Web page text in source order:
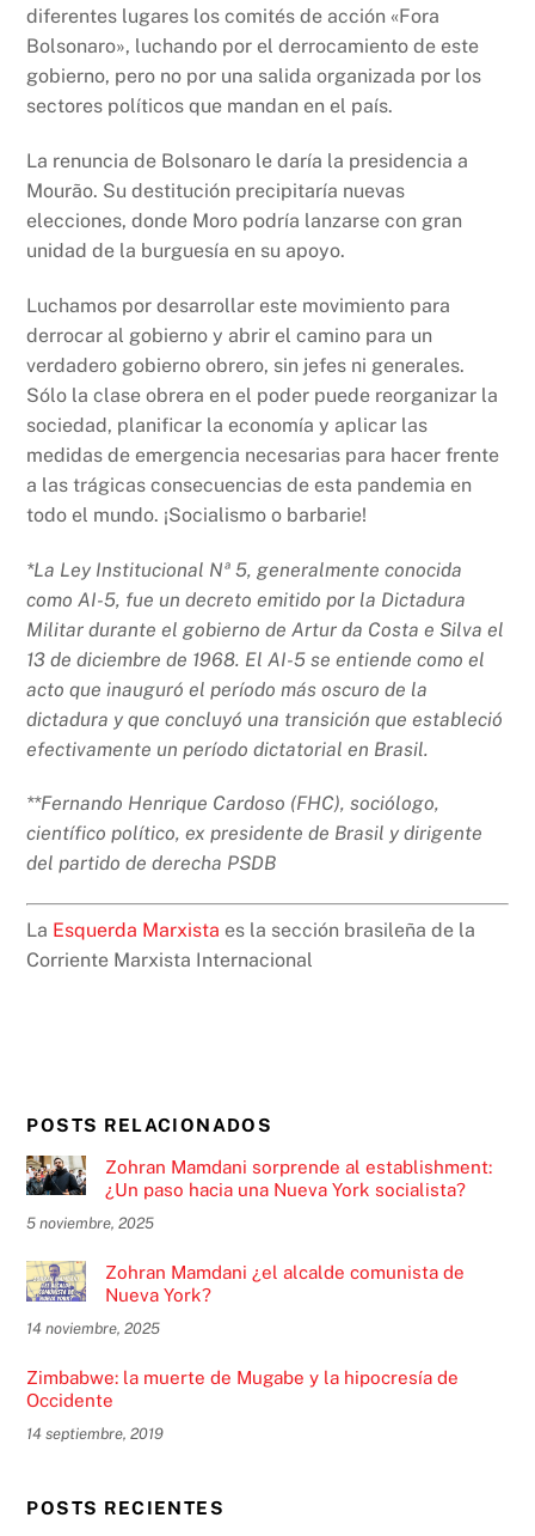
diferentes lugares los comités de acción «Fora
Bolsonaro», luchando por el derrocamiento de este
gobierno, pero no por una salida organizada por los
sectores políticos que mandan en el país.
La renuncia de Bolsonaro le daría la presidencia a
Mourão. Su destitución precipitaría nuevas
elecciones, donde Moro podría lanzarse con gran
unidad de la burguesía en su apoyo.
Luchamos por desarrollar este movimiento para
derrocar al gobierno y abrir el camino para un
verdadero gobierno obrero, sin jefes ni generales.
Sólo la clase obrera en el poder puede reorganizar la
sociedad, planificar la economía y aplicar las
medidas de emergencia necesarias para hacer frente
a las trágicas consecuencias de esta pandemia en
todo el mundo. ¡Socialismo o barbarie!
*La Ley Institucional Nª 5, generalmente conocida
como AI-5, fue un decreto emitido por la Dictadura
Militar durante el gobierno de Artur da Costa e Silva el
13 de diciembre de 1968. El AI-5 se entiende como el
acto que inauguró el período más oscuro de la
dictadura y que concluyó una transición que estableció
efectivamente un período dictatorial en Brasil.
**Fernando Henrique Cardoso (FHC), sociólogo,
científico político, ex presidente de Brasil y dirigente
del partido de derecha PSDB
La Esquerda Marxista es la sección brasileña de la
Corriente Marxista Internacional
POSTS RELACIONADOS
Zohran Mamdani sorprende al establishment:
¿Un paso hacia una Nueva York socialista?
5 noviembre, 2025
Zohran Mamdani ¿el alcalde comunista de
Nueva York?
14 noviembre, 2025
Zimbabwe: la muerte de Mugabe y la hipocresía de
Occidente
14 septiembre, 2019
POSTS RECIENTES